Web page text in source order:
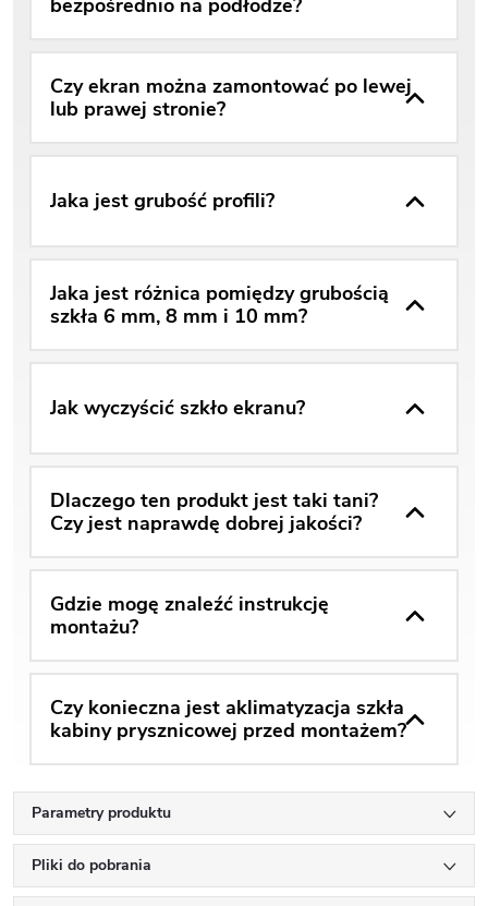
bezpośrednio na podłodze?
Czy ekran można zamontować po lewej
lub prawej stronie?
Jaka jest grubość profili?
Jaka jest różnica pomiędzy grubością
szkła 6 mm, 8 mm i 10 mm?
Jak wyczyścić szkło ekranu?
Dlaczego ten produkt jest taki tani?
Czy jest naprawdę dobrej jakości?
Gdzie mogę znaleźć instrukcję
montażu?
Czy konieczna jest aklimatyzacja szkła
kabiny prysznicowej przed montażem?
Parametry produktu
Pliki do pobrania